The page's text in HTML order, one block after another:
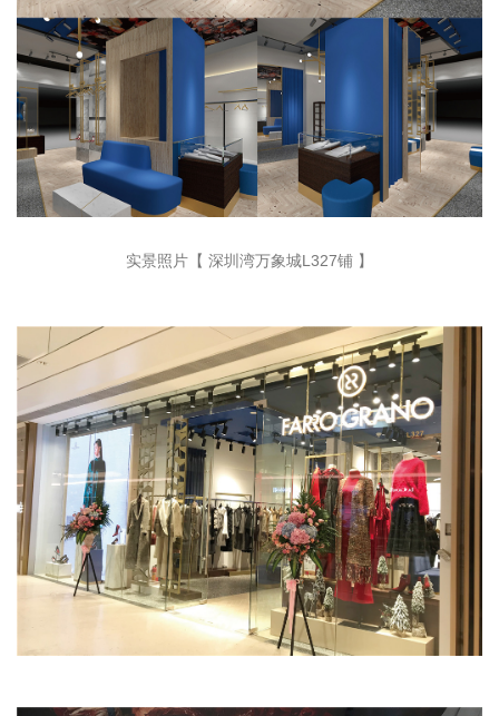
实景照片 【 深圳湾万象城L327铺 】